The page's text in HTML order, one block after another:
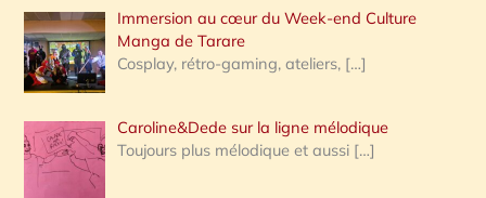
:
Immersion au cœur du Week-end Culture
Manga de Tarare
Cosplay, rétro-gaming, ateliers, […]
Caroline&Dede sur la ligne mélodique
Toujours plus mélodique et aussi […]